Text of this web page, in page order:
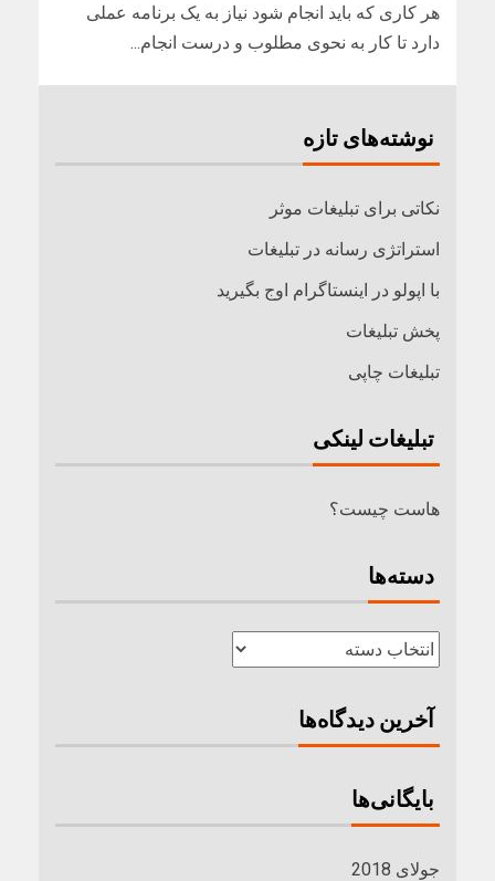
هر کاری که باید انجام شود نیاز به یک برنامه عملی
دارد تا کار به نحوی مطلوب و درست انجام...
نوشته‌های تازه
نکاتی برای تبلیغات موثر
استراتژی رسانه در تبلیغات
با اپولو در اینستاگرام اوج بگیرید
پخش تبلیغات
تبلیغات چاپی
تبلیغات لینکی
هاست چیست؟
دسته‌ها
آخرین دیدگاه‌ها
بایگانی‌ها
جولای 2018